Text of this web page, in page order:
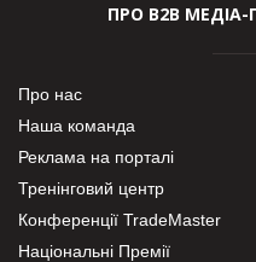
ПРО В2В МЕДІА-
Про нас
Наша команда
Реклама на порталі
Тренінговий центр
Конференції TradeMaster
Національні Премії